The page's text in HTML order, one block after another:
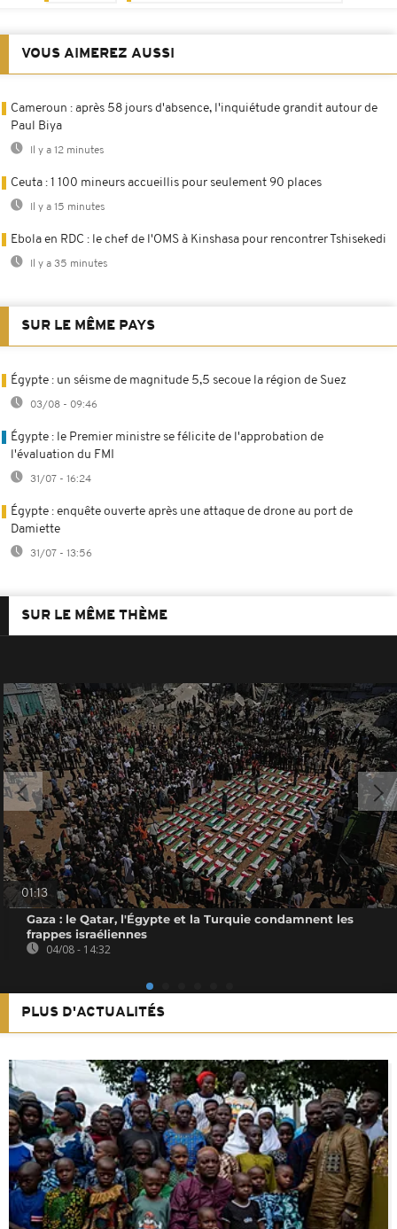
VOUS AIMEREZ AUSSI
Cameroun : après 58 jours d'absence, l'inquiétude grandit autour de
Paul Biya
Il y a 12 minutes
Ceuta : 1 100 mineurs accueillis pour seulement 90 places
Il y a 15 minutes
Ebola en RDC : le chef de l'OMS à Kinshasa pour rencontrer Tshisekedi
Il y a 35 minutes
SUR LE MÊME PAYS
Égypte : un séisme de magnitude 5,5 secoue la région de Suez
03/08 - 09:46
Égypte : le Premier ministre se félicite de l'approbation de
l'évaluation du FMI
31/07 - 16:24
Égypte : enquête ouverte après une attaque de drone au port de
Damiette
31/07 - 13:56
SUR LE MÊME THÈME
01:13
Gaza : le Qatar, l'Égypte et la Turquie condamnent les
frappes israéliennes
04/08 - 14:32
PLUS D'ACTUALITÉS